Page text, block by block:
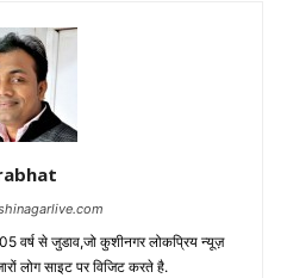
वर्ष से जुडाव,जो कुशीनगर लोकप्रिय न्यूज़
लोग साइट पर विजिट करते है.